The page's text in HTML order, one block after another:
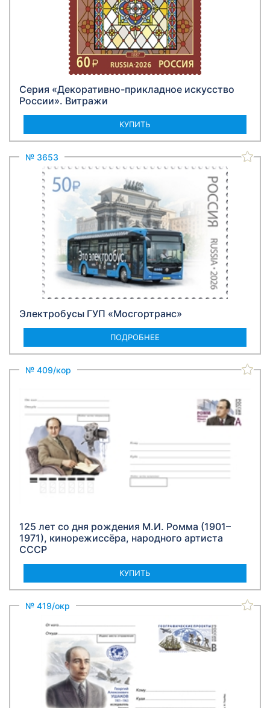
Серия «Декоративно-прикладное искусство
России». Витражи
КУПИТЬ
№ 3653
Электробусы ГУП «Мосгортранс»
ПОДРОБНЕЕ
№ 409/кор
125 лет со дня рождения М.И. Ромма (1901–
1971), кинорежиссёра, народного артиста
СССР
КУПИТЬ
№ 419/окр